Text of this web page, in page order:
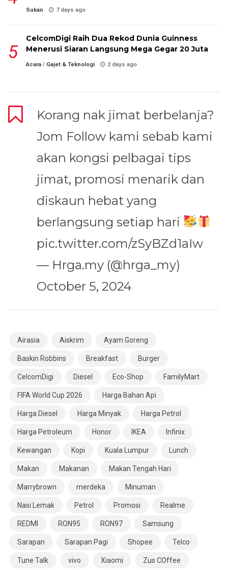
Sukan 7 days ago
CelcomDigi Raih Dua Rekod Dunia Guinness
Menerusi Siaran Langsung Mega Gegar 20 Juta
Acara / Gajet & Teknologi 2 days ago
Korang nak jimat berbelanja?
Jom Follow kami sebab kami
akan kongsi pelbagai tips
jimat, promosi menarik dan
diskaun hebat yang
berlangsung setiap hari
pic.twitter.com/zSyBZd1aIw
— Hrga.my (@hrga_my)
October 5, 2024
Airasia Aiskrim Ayam Goreng
Baskin Robbins Breakfast Burger
CelcomDigi Diesel Eco-Shop FamilyMart
FIFA World Cup 2026 Harga Bahan Api
Harga Diesel Harga Minyak Harga Petrol
Harga Petroleum Honor IKEA Infinix
Kewangan Kopi Kuala Lumpur Lunch
Makan Makanan Makan Tengah Hari
Marrybrown merdeka Minuman
Nasi Lemak Petrol Promosi Realme
REDMI RON95 RON97 Samsung
Sarapan Sarapan Pagi Shopee Telco
Tune Talk vivo Xiaomi Zus COffee